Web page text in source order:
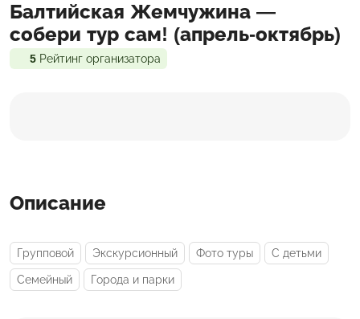
Программа Проживание Входит в стоимость
Балтийская Жемчужина —
собери тур сам! (апрель-октябрь)
5 Рейтинг организатора
Описание
Групповой Экскурсионный Фото туры С детьми
Семейный Города и парки